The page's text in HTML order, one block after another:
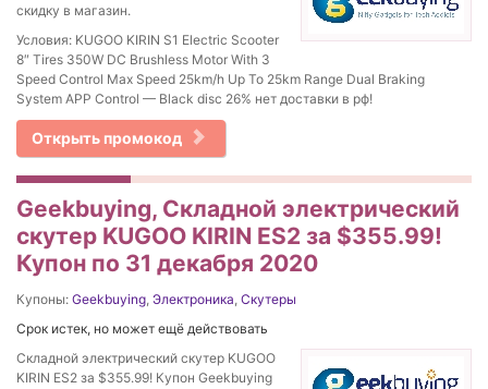
скидку в магазин.
Условия: KUGOO KIRIN S1 Electric Scooter
8″ Tires 350W DC Brushless Motor With 3
Speed Control Max Speed 25km/h Up To 25km Range Dual Braking
System APP Control — Black disc 26% нет доставки в рф!
Открыть промокод
Geekbuying, Складной электрический
скутер KUGOO KIRIN ES2 за $355.99!
Купон по 31 декабря 2020
Купоны: Geekbuying, Электроника, Скутеры
Срок истек, но может ещё действовать
Складной электрический скутер KUGOO
KIRIN ES2 за $355.99! Купон Geekbuying